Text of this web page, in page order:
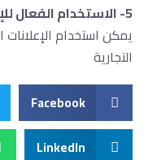
5- الاستخدام الفعال للإعلانات التلفزيونية والإذاعية:
يمكن استخدام الإعلانات
التجارية
Facebook
LinkedIn